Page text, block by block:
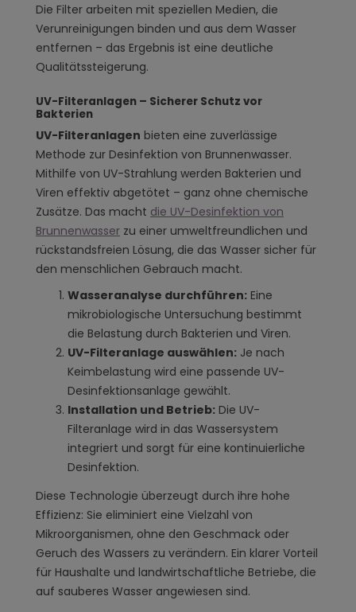
Die Filter arbeiten mit speziellen Medien, die
Verunreinigungen binden und aus dem Wasser
entfernen – das Ergebnis ist eine deutliche
Qualitätssteigerung.
UV-Filteranlagen – Sicherer Schutz vor
Bakterien
UV-Filteranlagen bieten eine zuverlässige
Methode zur Desinfektion von Brunnenwasser.
Mithilfe von UV-Strahlung werden Bakterien und
Viren effektiv abgetötet – ganz ohne chemische
Zusätze. Das macht die UV-Desinfektion von
Brunnenwasser zu einer umweltfreundlichen und
rückstandsfreien Lösung, die das Wasser sicher für
den menschlichen Gebrauch macht.
Wasseranalyse durchführen: Eine
mikrobiologische Untersuchung bestimmt
die Belastung durch Bakterien und Viren.
UV-Filteranlage auswählen: Je nach
Keimbelastung wird eine passende UV-
Desinfektionsanlage gewählt.
Installation und Betrieb: Die UV-
Filteranlage wird in das Wassersystem
integriert und sorgt für eine kontinuierliche
Desinfektion.
Diese Technologie überzeugt durch ihre hohe
Effizienz: Sie eliminiert eine Vielzahl von
Mikroorganismen, ohne den Geschmack oder
Geruch des Wassers zu verändern. Ein klarer Vorteil
für Haushalte und landwirtschaftliche Betriebe, die
auf sauberes Wasser angewiesen sind.